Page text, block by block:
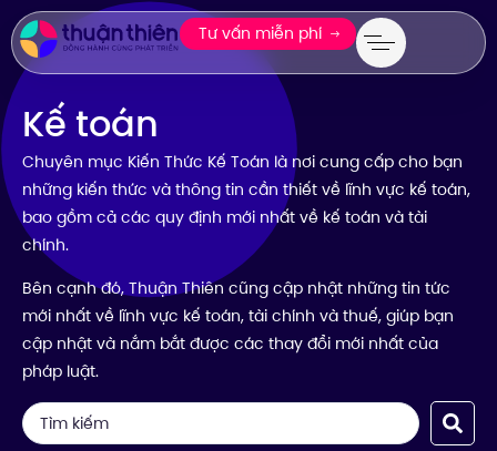
Tư vấn miễn phí
Kế toán
Chuyên mục Kiến Thức Kế Toán là nơi cung cấp cho bạn
những kiến thức và thông tin cần thiết về lĩnh vực kế toán,
bao gồm cả các quy định mới nhất về kế toán và tài
chính.
Bên cạnh đó, Thuận Thiên cũng cập nhật những tin tức
mới nhất về lĩnh vực kế toán, tài chính và thuế, giúp bạn
cập nhật và nắm bắt được các thay đổi mới nhất của
pháp luật.